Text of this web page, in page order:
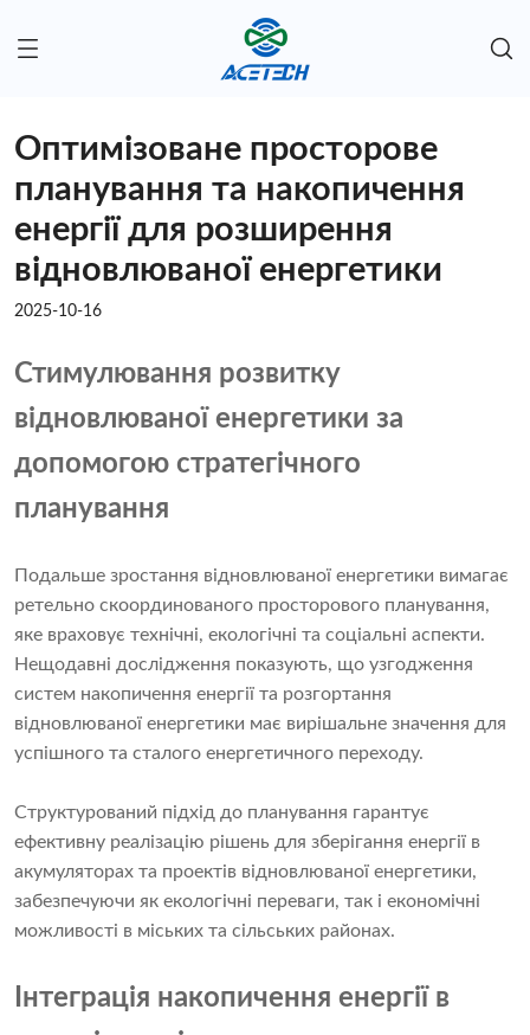
Оптимізоване просторове
планування та накопичення
енергії для розширення
відновлюваної енергетики
2025-10-16
Стимулювання розвитку
відновлюваної енергетики за
допомогою стратегічного
планування
Подальше зростання відновлюваної енергетики вимагає
ретельно скоординованого просторового планування,
яке враховує технічні, екологічні та соціальні аспекти.
Нещодавні дослідження показують, що узгодження
систем накопичення енергії та розгортання
відновлюваної енергетики має вирішальне значення для
успішного та сталого енергетичного переходу.
Структурований підхід до планування гарантує
ефективну реалізацію рішень для зберігання енергії в
акумуляторах та проектів відновлюваної енергетики,
забезпечуючи як екологічні переваги, так і економічні
можливості в міських та сільських районах.
Інтеграція накопичення енергії в